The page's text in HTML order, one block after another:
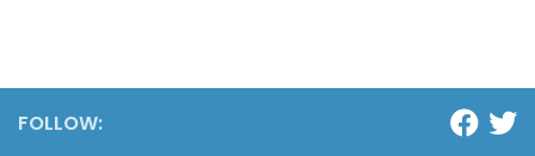
FOLLOW: